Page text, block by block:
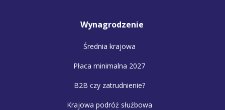
Wynagrodzenie
Średnia krajowa
Płaca minimalna 2027
B2B czy zatrudnienie?
Krajowa podróż służbowa